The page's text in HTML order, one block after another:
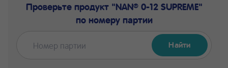
Проверьте продукт "NAN®0-12 SUPREME"
по номеру партии
Найти